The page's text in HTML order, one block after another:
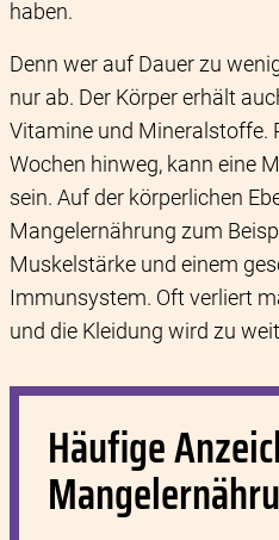
haben.
Denn wer auf Dauer zu
nur ab. Der Körper erhält
Vitamine und Mineralstoffe.
Wochen hinweg, kann eine
sein. Auf der körperlichen
Mangelernährung zum
Muskelstärke und einem
Immunsystem. Oft verliert
und die Kleidung wird zu
Häufige